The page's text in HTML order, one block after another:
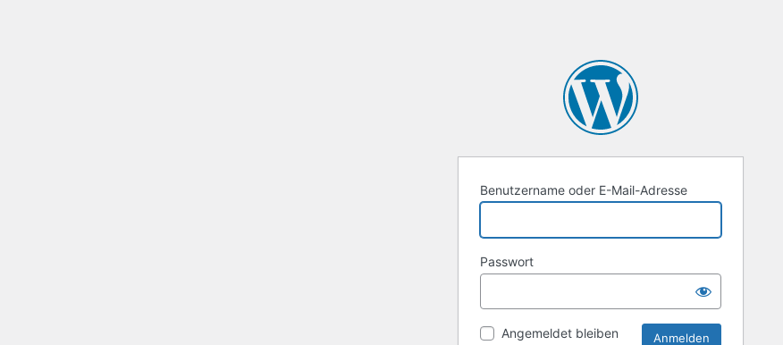
Benutzername oder E-Mail-Adresse
Passwort
Angemeldet bleiben